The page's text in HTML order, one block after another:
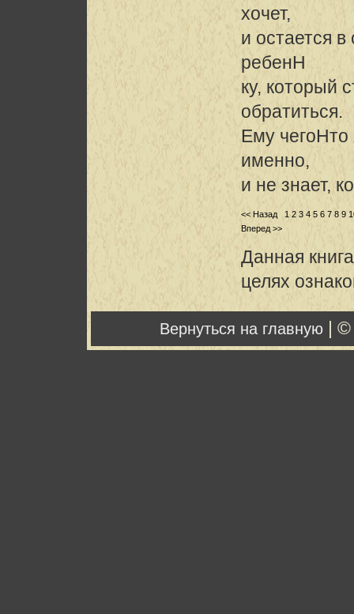
хочет,
и остается
ребенH
ку, который
обратиться.
Ему чегоHто
именно,
и не знает,
<< Назад 1 2 3 4 5 6 7 8 9
Вперед >>
Данная
целях
Вернуться на главную |